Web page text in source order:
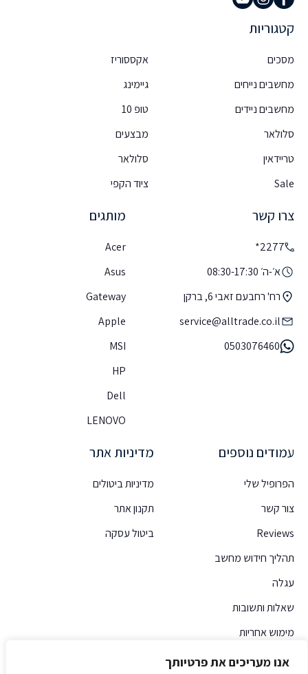
אנו מעריכים את פרטיותך
קטגוריות
מסכים
מחשבים נייחים
מחשבים ניידים
סלולאר
טריידאין
Sale
אקססוריז
גיימינג
טופ 10
מבצעים
סלולאר
ציוד הקפי
מותגים
Acer
Asus
Gateway
Apple
MSI
HP
Dell
LENOVO
עמודים נוספים
הפרופיל שלי
צור קשר
Reviews
תהליך חידוש מחשב
עגלה
שאלות ותשובות
מימוש אחריות
צרו קשר
2277*
א׳-ה׳ 08:30-17:30
רח' רחבעם זאבי 6, ברקן
service@alltrade.co.il
0503076460
מדיניות אתר
מדיניות ביטולים
תקנון אתר
ביטול עסקה